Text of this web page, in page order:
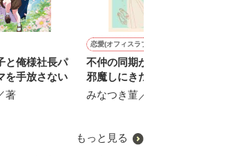
と俺様社長パ
を手放さない
著
恋愛(オフィスラブ)
不仲の同期が、私の婚活を
邪魔しにきた件について！
みなつき菫／著
もっと見る